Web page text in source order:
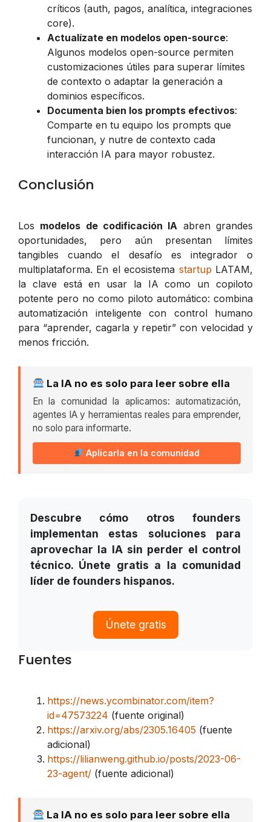
críticos (auth, pagos, analítica, integraciones
core).
Actualízate en modelos open-source:
Algunos modelos open-source permiten
customizaciones útiles para superar límites
de contexto o adaptar la generación a
dominios específicos.
Documenta bien los prompts efectivos:
Comparte en tu equipo los prompts que
funcionan, y nutre de contexto cada
interacción IA para mayor robustez.
Conclusión
Los modelos de codificación IA abren grandes
oportunidades, pero aún presentan límites
tangibles cuando el desafío es integrador o
multiplataforma. En el ecosistema startup LATAM,
la clave está en usar la IA como un copiloto
potente pero no como piloto automático: combina
automatización inteligente con control humano
para “aprender, cagarla y repetir” con velocidad y
menos fricción.
La IA no es solo para leer sobre ella
En la comunidad la aplicamos: automatización,
agentes IA y herramientas reales para emprender,
no solo para informarte.
Aplicarla en la comunidad
Descubre cómo otros founders
implementan estas soluciones para
aprovechar la IA sin perder el control
técnico. Únete gratis a la comunidad
líder de founders hispanos.
Únete gratis
Fuentes
https://news.ycombinator.com/item?
id=47573224 (fuente original)
https://arxiv.org/abs/2305.16405 (fuente
adicional)
https://lilianweng.github.io/posts/2023-06-
23-agent/ (fuente adicional)
La IA no es solo para leer sobre ella